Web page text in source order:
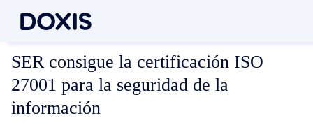
SER consigue la certificación ISO
27001 para la seguridad de la
información